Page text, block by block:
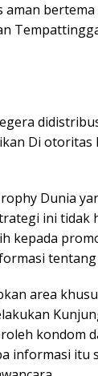
Di otoritas
Dunia
ini tidak
kepada
area
kondom
informasi itu